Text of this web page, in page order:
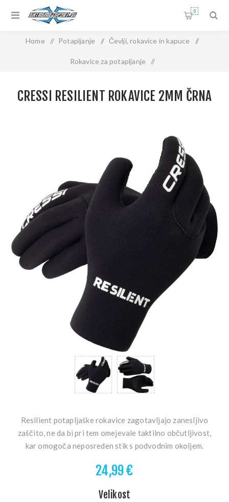
0
Home / Potapljanje / Čevlji, rokavice in kapuce /
Rokavice za potapljanje /
CRESSI RESILIENT ROKAVICE 2MM ČRNA
Resilient potapljaške rokavice zagotavljajo zanesljivo
zaščito, ne da bi pri tem omejevale taktilno občutljivost,
kar omogoča neposreden stik s podvodnim okoljem.
24,99 €
Velikost